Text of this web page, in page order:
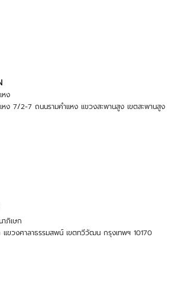
หง
แหง 7/2-7 ถนนรามคำแหง แขวงสะพานสูง เขตสะพานสูง
าภิเษก
ขวงศาลาธรรมสพน์ เขตทวีวัฒน กรุงเทพฯ 10170